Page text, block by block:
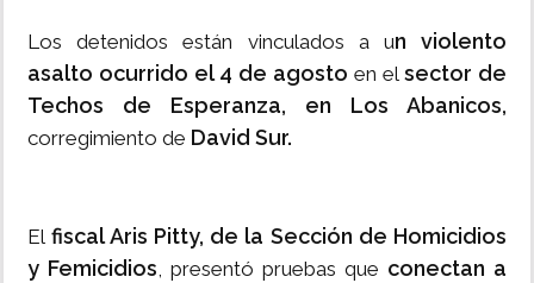
Los detenidos están vinculados a un violento
asalto ocurrido el 4 de agosto en el sector de
Techos de Esperanza, en Los Abanicos,
corregimiento de David Sur.
El fiscal Aris Pitty, de la Sección de Homicidios
y Femicidios, presentó pruebas que conectan a